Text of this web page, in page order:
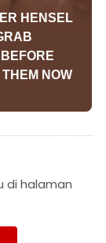
di halaman